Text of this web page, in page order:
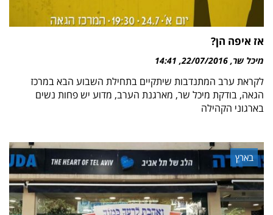
אז איפה הן?
מיכל שר 22/07/2016
14:41
לקראת ערב המתנדבות שיתקיים בתחילת השבוע הבא במרכז
הגאה, בודקת מיכל שר, מארגנת הערב, מדוע יש פחות נשים
בארגוני הקהילה
בארץ